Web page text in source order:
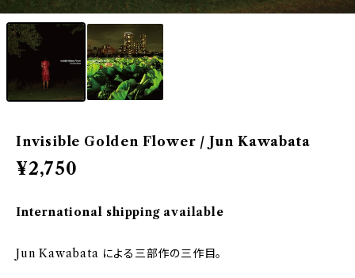
Invisible Golden Flower / Jun Kawabata
¥2,750
International shipping available
Jun Kawabata による三部作の三作目。